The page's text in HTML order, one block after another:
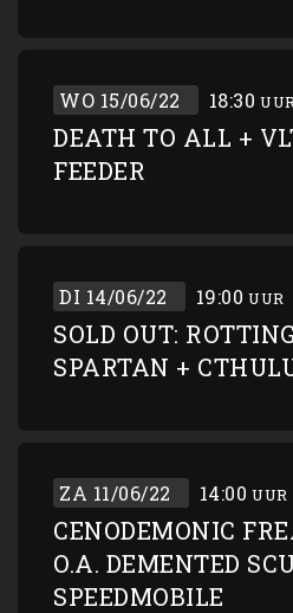
WO 15/06/22 18:30
DEATH TO ALL +
FEEDER
DI 14/06/22 19:00 UUR
SOLD OUT:
SPARTAN +
ZA 11/06/22 14:00 UUR
CENODEMONIC
O.A. DEMENTED
SPEEDMOBILE